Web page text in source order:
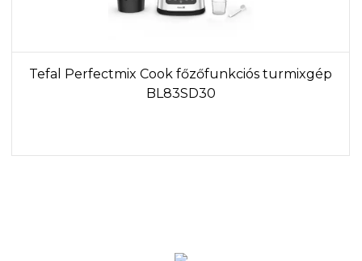
Tefal Perfectmix Cook főzőfunkciós turmixgép
BL83SD30